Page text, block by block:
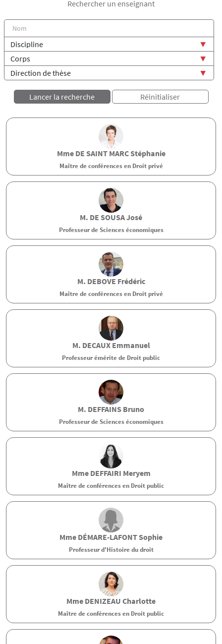
Rechercher un enseignant
Mme DE SAINT MARCStéphanie
Maître de conférences en Droit privé
M. DE SOUSAJosé
Professeur de Sciences économiques
M. DEBOVE Frédéric
Maître de conférences en Droit privé
M. DECAUXEmmanuel
Professeur émérite de Droit public
M. DEFFAINS Bruno
Professeur de Sciences économiques
Mme DEFFAIRI Meryem
Maître de conférences en Droit public
Mme DÉMARE-LAFONTSophie
Professeur d'Histoire du droit
Mme DENIZEAU Charlotte
Maître de conférences en Droit public